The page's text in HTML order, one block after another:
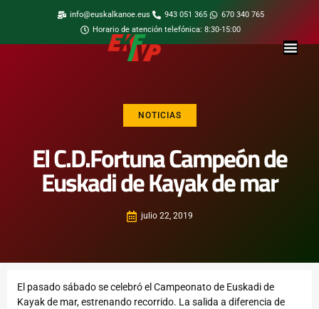
info@euskalkanoe.eus 943 051 365
670 340 765
Horario de atención telefónica: 8:30-15:00
NOTICIAS
El C.D.Fortuna Campeón de
Euskadi de Kayak de mar
julio 22, 2019
El pasado sábado se celebró el Campeonato de Euskadi de
Kayak de mar, estrenando recorrido. La salida a diferencia de